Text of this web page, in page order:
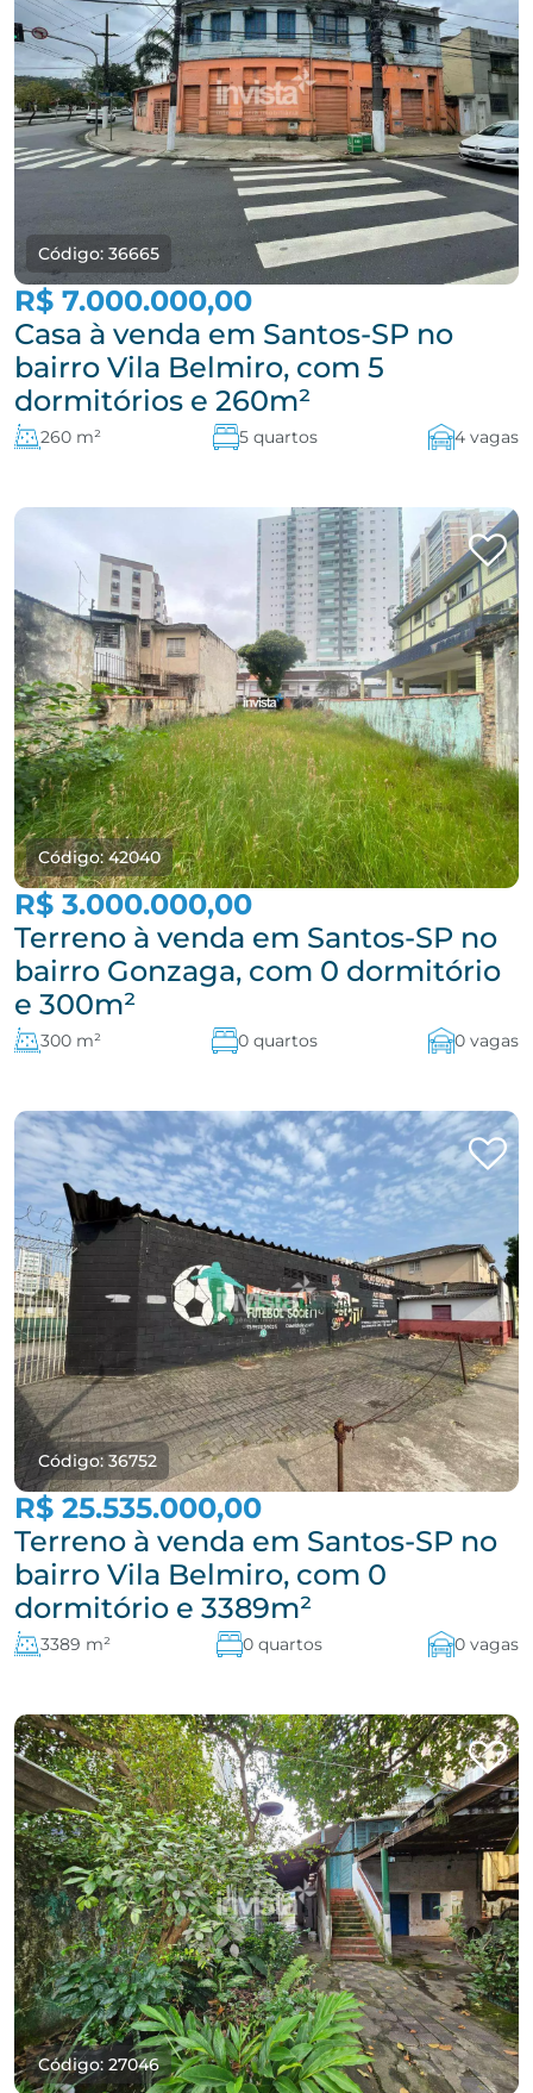
Código: 36665
R$ 7.000.000,00
Casa à venda em Santos-SP no
bairro Vila Belmiro, com 5
dormitórios e 260m²
260 m² 5 quartos 4 vagas
Código: 42040
R$ 3.000.000,00
Terreno à venda em Santos-SP no
bairro Gonzaga, com 0 dormitório
e 300m²
300 m² 0 quartos 0 vagas
Código: 36752
R$ 25.535.000,00
Terreno à venda em Santos-SP no
bairro Vila Belmiro, com 0
dormitório e 3389m²
3389 m² 0 quartos 0 vagas
Código: 27046